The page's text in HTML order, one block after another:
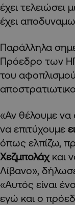
έχει τελειώσει
έχει
Παράλληλα
Πρόεδρο των
του
«Αν θέλουμε
να επιτύχουμε
όπως ελπίζω,
Χεζμπολάχ και
Λίβανο»,
«Αυτός είναι
εγώ και ο